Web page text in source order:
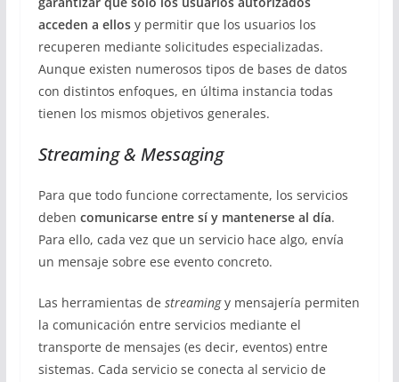
acceden a ellosy permitir que los usuarios los
recuperen mediante solicitudes especializadas.
Aunque existen numerosos tipos de bases de datos
con distintos enfoques, en última instancia todas
tienen los mismos objetivos generales.
Streaming & Messaging
Para que todo funcione correctamente, los servicios
deben comunicarse entre sí y mantenerse al día.
Para ello, cada vez que un servicio hace algo, envía
un mensaje sobre ese evento concreto.
Las herramientas de streamingy mensajería permiten
la comunicación entre servicios mediante el
transporte de mensajes (es decir, eventos) entre
sistemas. Cada servicio se conecta al servicio de